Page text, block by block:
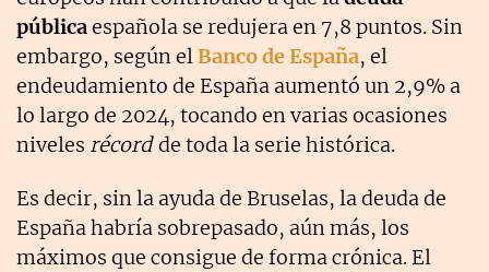
públicaespañola se redujera en 7,8 puntos. Sin
embargo, según elBanco de España, el
endeudamiento de España aumentó un 2,9% a
lo largo de 2024, tocando en varias ocasiones
niveles récordde toda la serie histórica.
Es decir, sin la ayuda de Bruselas, la deuda de
España habría sobrepasado, aún más, los
máximos que consigue de forma crónica. El